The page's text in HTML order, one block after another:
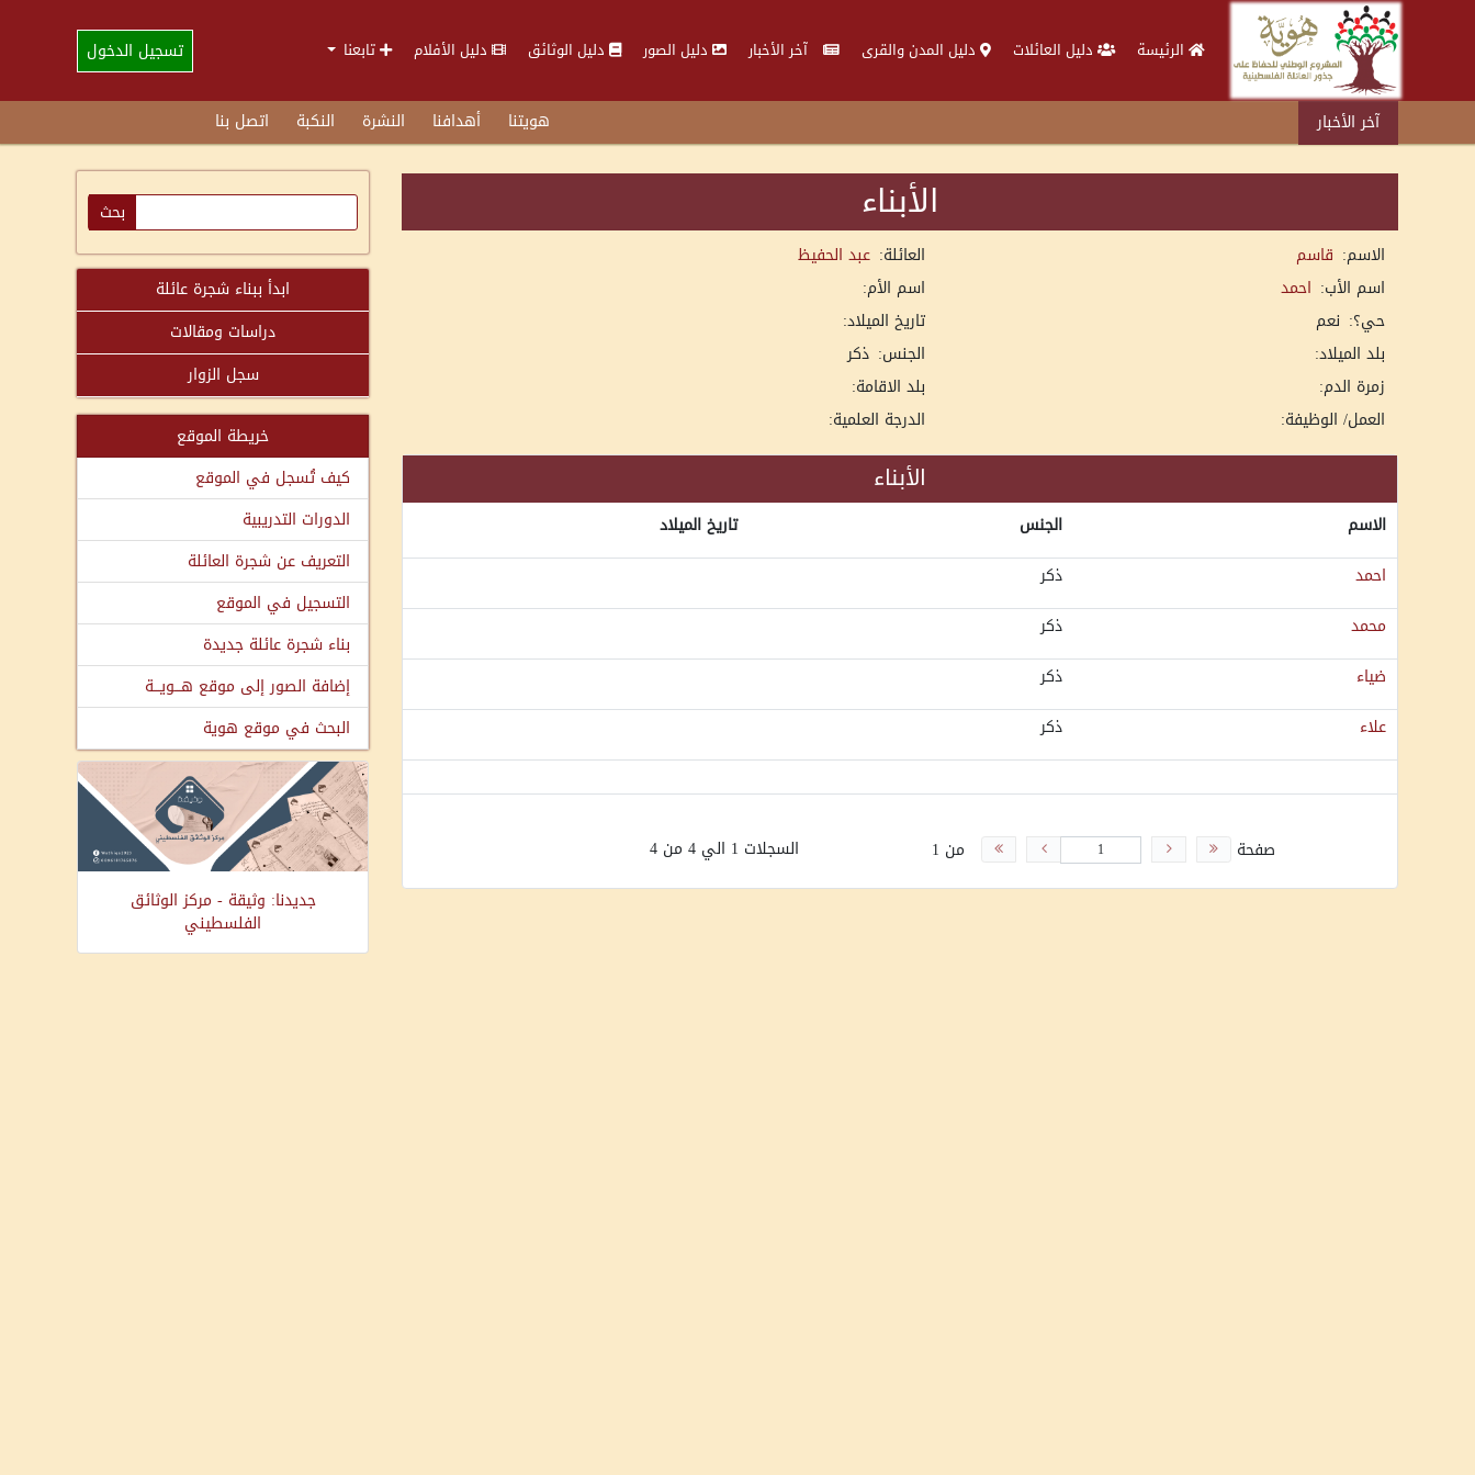
الرئيسة دليل العائلات دليل المدن والقرى آخر الأخبار دليل الصور دليل الوثائق دليل الأفلام تابعنا تسجيل الدخول
آخر الأخبار هويتنا أهدافنا النشرة النكبة اتصل بنا
الأبناء
الاسم: قاسم العائلة: عبد الحفيظ
اسم الأب: احمد
اسم الأم:
حي؟: نعم
تاريخ الميلاد:
بلد الميلاد:
الجنس: ذكر
زمرة الدم:
بلد الاقامة:
العمل/ الوظيفة:
الدرجة العلمية:
الأبناء
الاسم الجنس
تاريخ الميلاد
احمد
ذكر
محمد
ذكر
ضياء
ذكر
علاء
ذكر
صفحة من 1 السجلات 1 الي 4 من 4
ابدأ ببناء شجرة عائلة
دراسات ومقالات
سجل الزوار
خريطة الموقع
كيف تُسجل في الموقع
الدورات التدريبية
التعريف عن شجرة العائلة
التسجيل في الموقع
بناء شجرة عائلة جديدة
إضافة الصور إلى موقع هـــويـــة
البحث في موقع هوية
جديدنا: وثيقة - مركز الوثائق
الفلسطيني